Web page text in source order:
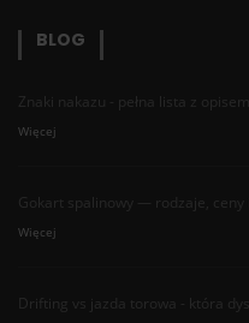
BLOG
Znaki nakazu - pełna lista z
Więcej
Gokart spalinowy — rodzaje,
Więcej
Drifting vs jazda torowa - która